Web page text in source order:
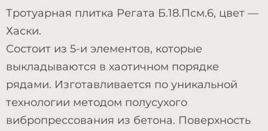
Тротуарная плитка Регата Б.18.Псм.6, цвет —
Хаски.
Состоит из 5-и элементов, которые
выкладываются в хаотичном порядке
рядами. Изготавливается по уникальной
технологии методом полусухого
вибропрессования из бетона. Поверхность